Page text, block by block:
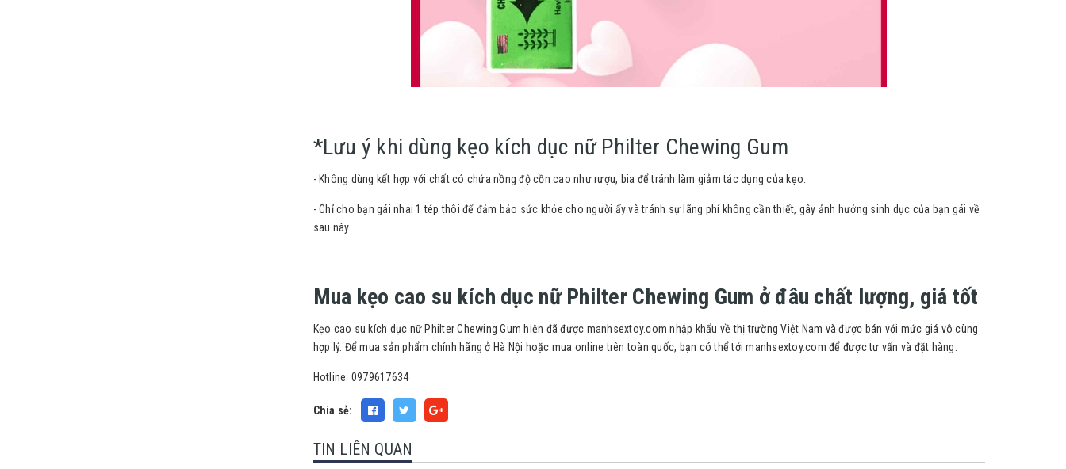
*Lưu ý khi dùng kẹo kích dục nữ Philter Chewing Gum
- Không dùng kết hợp với chất có chứa nồng độ cồn cao như rượu, bia để tránh làm giảm tác dụng của kẹo.
- Chỉ cho bạn gái nhai 1 tép thôi để đảm bảo sức khỏe cho người ấy và tránh sự lãng phí không cần thiết, gây ảnh hưởng sinh dục của bạn gái về
sau này.
Mua kẹo cao su kích dục nữ Philter Chewing Gum ở đâu chất lượng, giá tốt
Kẹo cao su kích dục nữ Philter Chewing Gum hiện đã được manhsextoy.com nhập khẩu về thị trường Việt Nam và được bán với mức giá vô cùng
hợp lý. Để mua sản phẩm chính hãng ở Hà Nội hoặc mua online trên toàn quốc, bạn có thể tới manhsextoy.com để được tư vấn và đặt hàng.
Hotline: 0979617634
Chia sẻ:
TIN LIÊN QUAN